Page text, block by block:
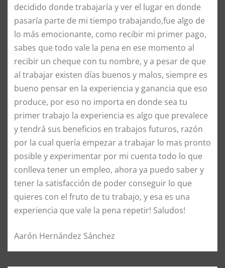
decidido donde trabajaría y ver el lugar en donde
pasaría parte de mi tiempo trabajando,fue algo de
lo más emocionante, como recibir mi primer pago,
sabes que todo vale la pena en ese momento al
recibir un cheque con tu nombre, y a pesar de que
al trabajar existen días buenos y malos, siempre es
bueno pensar en la experiencia y ganancia que eso
produce, por eso no importa en donde sea tu
primer trabajo la experiencia es algo que prevalece
y tendrá sus beneficios en trabajos futuros, razón
por la cual quería empezar a trabajar lo mas pronto
posible y experimentar por mi cuenta todo lo que
conlleva tener un empleo, ahora ya puedo saber y
tener la satisfacción de poder conseguir lo que
quieres con el fruto de tu trabajo, y esa es una
experiencia que vale la pena repetir! Saludos!
Aarón Hernández Sánchez